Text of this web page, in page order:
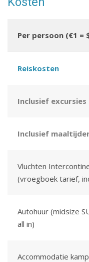
Per persoon (€1 =
Reiskosten
Inclusief excursies
Inclusief
Vluchten
(vroegboek tarief,
Autohuur (midsize
all in)
Accommodatie